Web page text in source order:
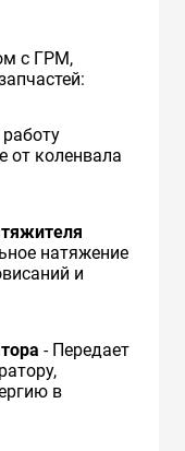
с ГРМ,
от коленвала
натяжение
и
- Передает
в